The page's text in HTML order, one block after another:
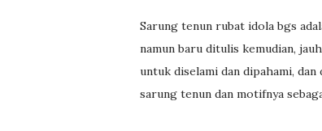
Sarung tenun rubat idola bgs
namun baru ditulis kemudian,
untuk diselami dan dipahami,
sarung tenun dan motifnya